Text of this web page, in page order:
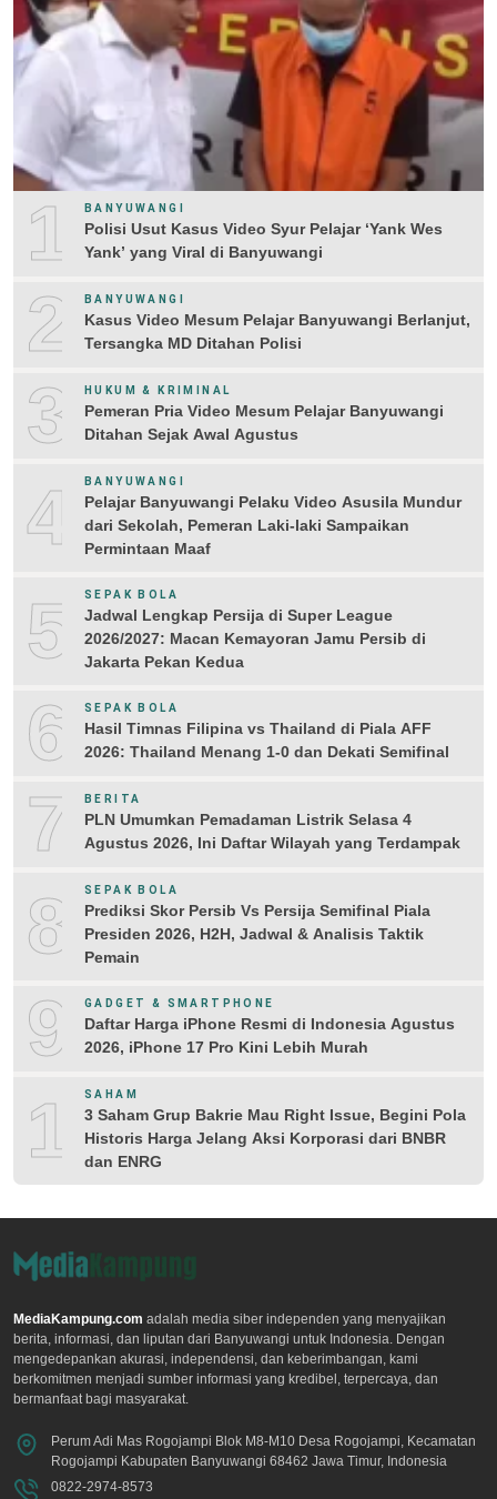
1 BANYUWANGI
Polisi Usut Kasus Video Syur Pelajar ‘Yank Wes
Yank’ yang Viral di Banyuwangi
2 BANYUWANGI
Kasus Video Mesum Pelajar Banyuwangi Berlanjut,
Tersangka MD Ditahan Polisi
3 HUKUM & KRIMINAL
Pemeran Pria Video Mesum Pelajar Banyuwangi
Ditahan Sejak Awal Agustus
4 BANYUWANGI
Pelajar Banyuwangi Pelaku Video Asusila Mundur
dari Sekolah, Pemeran Laki-laki Sampaikan
Permintaan Maaf
5 SEPAK BOLA
Jadwal Lengkap Persija di Super League
2026/2027: Macan Kemayoran Jamu Persib di
Jakarta Pekan Kedua
6 SEPAK BOLA
Hasil Timnas Filipina vs Thailand di Piala AFF
2026: Thailand Menang 1-0 dan Dekati Semifinal
7 BERITA
PLN Umumkan Pemadaman Listrik Selasa 4
Agustus 2026, Ini Daftar Wilayah yang Terdampak
8 SEPAK BOLA
Prediksi Skor Persib Vs Persija Semifinal Piala
Presiden 2026, H2H, Jadwal & Analisis Taktik
Pemain
9 GADGET & SMARTPHONE
Daftar Harga iPhone Resmi di Indonesia Agustus
2026, iPhone 17 Pro Kini Lebih Murah
10
SAHAM
3 Saham Grup Bakrie Mau Right Issue, Begini Pola
Historis Harga Jelang Aksi Korporasi dari BNBR
dan ENRG
MediaKampung.com adalah media siber independen yang menyajikan
berita, informasi, dan liputan dari Banyuwangi untuk Indonesia. Dengan
mengedepankan akurasi, independensi, dan keberimbangan, kami
berkomitmen menjadi sumber informasi yang kredibel, terpercaya, dan
bermanfaat bagi masyarakat.
Perum Adi Mas Rogojampi Blok M8-M10 Desa Rogojampi, Kecamatan
Rogojampi Kabupaten Banyuwangi 68462 Jawa Timur, Indonesia
0822-2974-8573